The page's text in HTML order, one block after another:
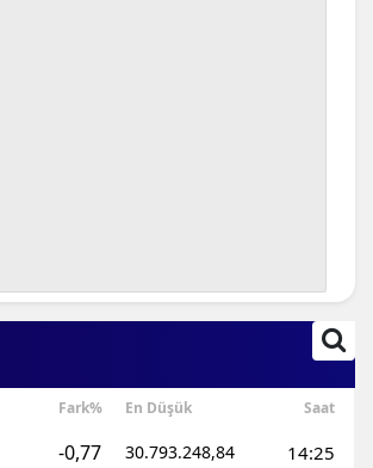
Çankırı
Fark% En Düşük Saat
-0,77 30.793.248,84 14:25